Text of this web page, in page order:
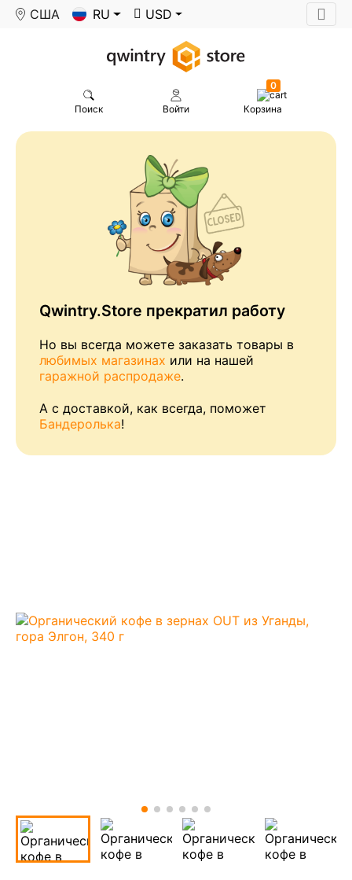
США RU USD
Поиск Войти
0
Корзина
Qwintry.Store прекратил работу
Но вы всегда можете заказать товары в
любимых магазинах или на нашей
гаражной распродаже.
А с доставкой, как всегда, поможет
Бандеролька!